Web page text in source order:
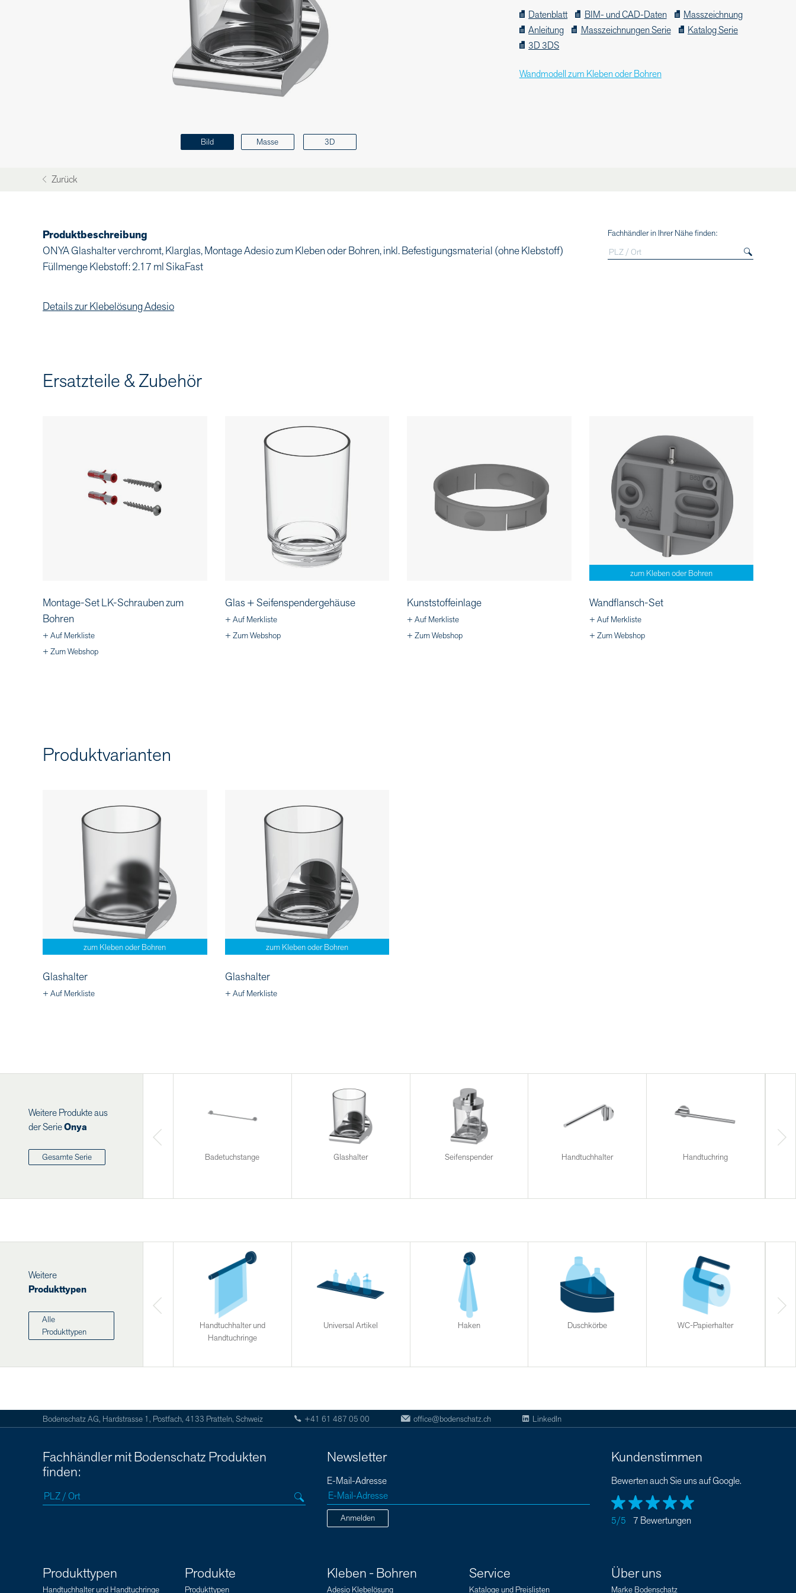
Bild Masse 3D
Datenblatt BIM- und CAD-Daten
Masszeichnung
Anleitung
Masszeichnungen Serie
Katalog Serie
3D 3DS
Wandmodell zum Kleben oder Bohren
Zurück
Produktbeschreibung
ONYA Glashalter verchromt, Klarglas, Montage Adesio zum Kleben oder Bohren, inkl. Befestigungsmaterial (ohne Klebstoff)
Füllmenge Klebstoff: 2.17 ml SikaFast
Details zur Klebelösung Adesio
Fachhändler in Ihrer Nähe finden:
Ersatzteile & Zubehör
Montage-Set LK-Schrauben zum
Bohren
+ Auf Merkliste
+ Zum Webshop
Glas + Seifenspendergehäuse
+ Auf Merkliste
+ Zum Webshop
Kunststoffeinlage
+ Auf Merkliste
+ Zum Webshop
zum Kleben oder Bohren
Wandflansch-Set
+ Auf Merkliste
+ Zum Webshop
Produktvarianten
zum Kleben oder Bohren
Glashalter
+ Auf Merkliste
zum Kleben oder Bohren
Glashalter
+ Auf Merkliste
Weitere Produkte aus
der SerieOnya
Gesamte Serie Badetuchstange Glashalter Seifenspender Handtuchhalter Handtuchring
Weitere
Produkttypen
Alle
Produkttypen
Handtuchhalter und
Handtuchringe
Universal Artikel Haken Duschkörbe WC-Papierhalter
Bodenschatz AG, Hardstrasse 1, Postfach, 4133 Pratteln, Schweiz +41 61 487 05 00 office@bodenschatz.ch LinkedIn
Fachhändler mit Bodenschatz Produkten
finden:
Newsletter
E-Mail-Adresse
Anmelden
Kundenstimmen
Bewerten auch Sie uns auf Google.
5/5 7 Bewertungen
Produkttypen
Handtuchhalter und Handtuchringe
Produkte
Produkttypen
Kleben - Bohren
Adesio Klebelösung
Service
Kataloge und Preislisten
Über uns
Marke Bodenschatz